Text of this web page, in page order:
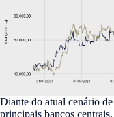
Diante do atual cenário
principais bancos